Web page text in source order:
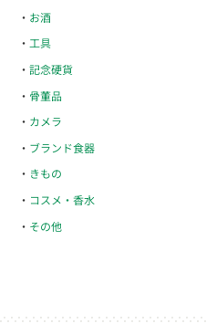
お酒
工具
記念硬貨
骨董品
カメラ
ブランド食器
きもの
コスメ・香水
その他